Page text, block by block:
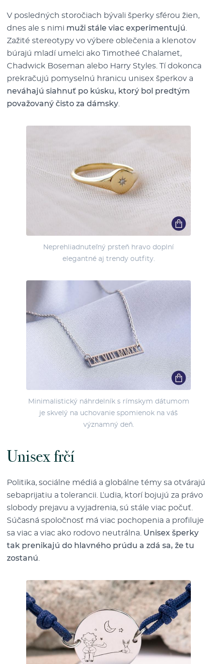
V posledných storočiach bývali šperky sférou žien,
dnes ale s nimi muži stále viac experimentujú
Zažité stereotypy vo výbere oblečenia a klenotov
búrajú mladí umelci ako Timotheé Chalamet,
Chadwick Boseman alebo Harry Styles. Tí dokonca
prekračujú pomyselnú hranicu unisex šperkov a
neváhajú siahnuť po kúsku, ktorý bol predtým
považovaný čisto za dámsky
Neprehliadnuteľný prsteň hravo doplní
elegantné aj trendy outfity.
Minimalistický náhrdelník s rímskym dátumom
je skvelý na uchovanie spomienok na váš
významný deň.
Unisex frčí
Politika, sociálne médiá a globálne témy sa otvárajú
sebaprijatiu a tolerancii. Ľudia, ktorí bojujú za právo
slobody prejavu a vyjadrenia, sú stále viac počuť.
Súčasná spoločnosť má viac pochopenia a profiluje
sa viac a viac ako rodovo neutrálna. Unisex šperky
tak prenikajú do hlavného prúdu a zdá sa, že tu
zostanú.